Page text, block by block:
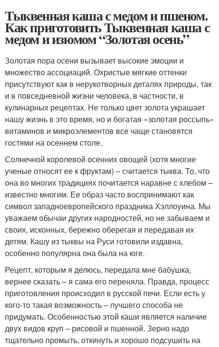
Тыквенная каша с медом и пшеном.
Как приготовить Тыквенная каша с
медом и изюмом “Золотая осень”
Золотая пора осени вызывает высокие эмоции и
множество ассоциаций. Охристые мягкие оттенки
присутствуют как в нерукотворных деталях природы, так
и в повседневной жизни человека, в частности, в
кулинарных рецептах. Не только цвет золота украшает
нашу жизнь в это время, но и богатая «золотая россыпь»
витаминов и микроэлементов все чаще становятся
гостями на осеннем столе.
Солнечной королевой осенних овощей (хотя многие
ученые относят ее к фруктам) – считается тыква. То, что
она во многих традициях почитается наравне с хлебом –
известно многим. Ее образ часто воспринимают как
символ западноевропейского праздника Хэллоуина. Мы
уважаем обычаи других народностей, но не забываем и
своих, исконных, бережно оберегая и передавая их
детям. Кашу из тыквы на Руси готовили издавна,
особенно популярна она была на юге.
Рецепт, которым я делюсь, передала мне бабушка,
вернее сказать – я сама его переняла. Правда, процесс
приготовления происходил в русской печи. Если есть у
кого-то такая возможность – лучшего способа не
придумать. Особенностью этой каши является наличие
двух видов круп – рисовой и пшенной. Зерно надо
тщательно промыть, откинуть и хорошо подсушить на